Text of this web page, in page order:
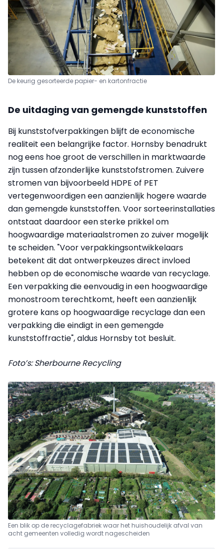
De keurig gesorteerde papier- en kartonfractie
De uitdaging van gemengde kunststoffen
Bij kunststofverpakkingen blijft de economische
realiteit een belangrijke factor. Hornsby benadrukt
nog eens hoe groot de verschillen in marktwaarde
zijn tussen afzonderlijke kunststofstromen. Zuivere
stromen van bijvoorbeeld HDPE of PET
vertegenwoordigen een aanzienlijk hogere waarde
dan gemengde kunststoffen. Voor sorteerinstallaties
ontstaat daardoor een sterke prikkel om
hoogwaardige materiaalstromen zo zuiver mogelijk
te scheiden. "Voor verpakkingsontwikkelaars
betekent dit dat ontwerpkeuzes direct invloed
hebben op de economische waarde van recyclage.
Een verpakking die eenvoudig in een hoogwaardige
monostroom terechtkomt, heeft een aanzienlijk
grotere kans op hoogwaardige recyclage dan een
verpakking die eindigt in een gemengde
kunststoffractie", aldus Hornsby tot besluit.
Foto’s: Sherbourne Recycling
Een blik op de recyclagefabriek waar het huishoudelijk afval van
acht gemeenten volledig wordt nagescheiden